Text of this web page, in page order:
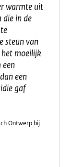
warmte uit
die in de
steun van
moeilijk
een
een
gaf
Ontwerp bij